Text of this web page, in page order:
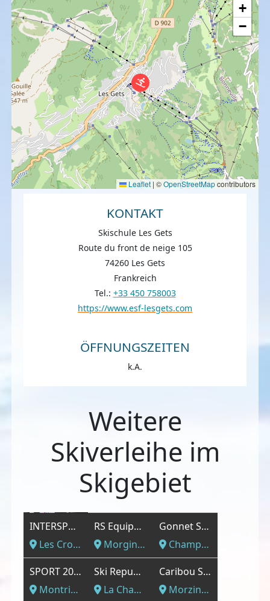
+
−
Leaflet| ©OpenStreetMapcontributors
KONTAKT
Skischule Les Gets
Route du front de neige 105
74260 Les Gets
Frankreich
Tel.: +33 450 758003
https://www.esf-lesgets.com
ÖFFNUNGSZEITEN
k.A.
Weitere
Skiverleihe im
Skigebiet
INTERSPORT - INTERSPORT Michel Sports Champoussin
Les Crosets, Hochsavoyen
RS Equipement
Morgins, Hochsavoyen
Gonnet Sports
Champéry, Hochsavoyen
SPORT 2000 ARDENT SPORTS
Montriond, Hochsavoyen
Ski Republic
La Chapelle d´Abondance, Hochsavoyen
Caribou Sport
Morzine, Hochsavoyen